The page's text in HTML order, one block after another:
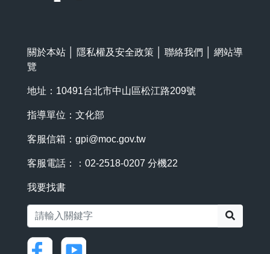
關於本站 隱私權及安全政策 聯絡我們
網站導
覽
地址：10491台北市中山區松江路209號
指導單位：文化部
客服信箱： gpi@moc.gov.tw
客服電話：：02-2518-0207 分機22
我要找書